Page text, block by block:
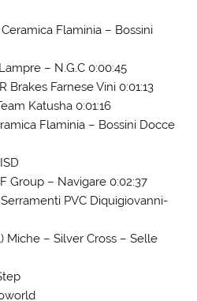
Flaminia – Bossini
– N.G.C 0:00:45
Brakes Farnese Vini 0:01:13
Katusha 0:01:16
Flaminia – Bossini Docce
Group – Navigare 0:02:37
PVC Diquigiovanni-
Miche – Silver Cross – Selle